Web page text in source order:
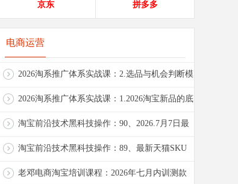
京东 拼多多
电商运营
2026淘系推广体系实战课：2.选品与机会判断模
型:能不能做，怎么做
2026淘系推广体系实战课：1.2026淘宝新品的底
层机制
淘宝前沿技术黑科技操作：90、2026.7月7日最
新淘宝白图技术
淘宝前沿技术黑科技操作：89、最新天猫SKU
白图技术(成人类目)
老邓电商淘宝培训课程：2026年七月内训测款